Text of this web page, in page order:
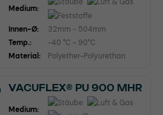
Medium:
Innen-Ø:
32mm - 504mm
Temp.:
-40 °C - 90°C
Material:
Polyether-Polyurethan
VACUFLEX® PU 900 MHR
Medium: